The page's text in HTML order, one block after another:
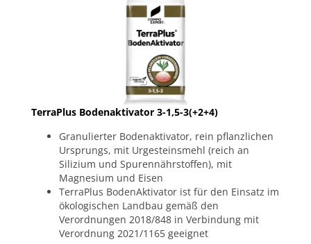
TerraPlus Bodenaktivator 3-1,5-3(+2+4)
Granulierter Bodenaktivator, rein pflanzlichen
Ursprungs, mit Urgesteinsmehl (reich an
Silizium und Spurennährstoffen), mit
Magnesium und Eisen
TerraPlus BodenAktivator ist für den Einsatz im
ökologischen Landbau gemäß den
Verordnungen 2018/848 in Verbindung mit
Verordnung 2021/1165 geeignet